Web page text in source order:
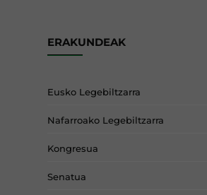
ERAKUNDEAK
Eusko Legebiltzarra
Nafarroako Legebiltzarra
Kongresua
Senatua